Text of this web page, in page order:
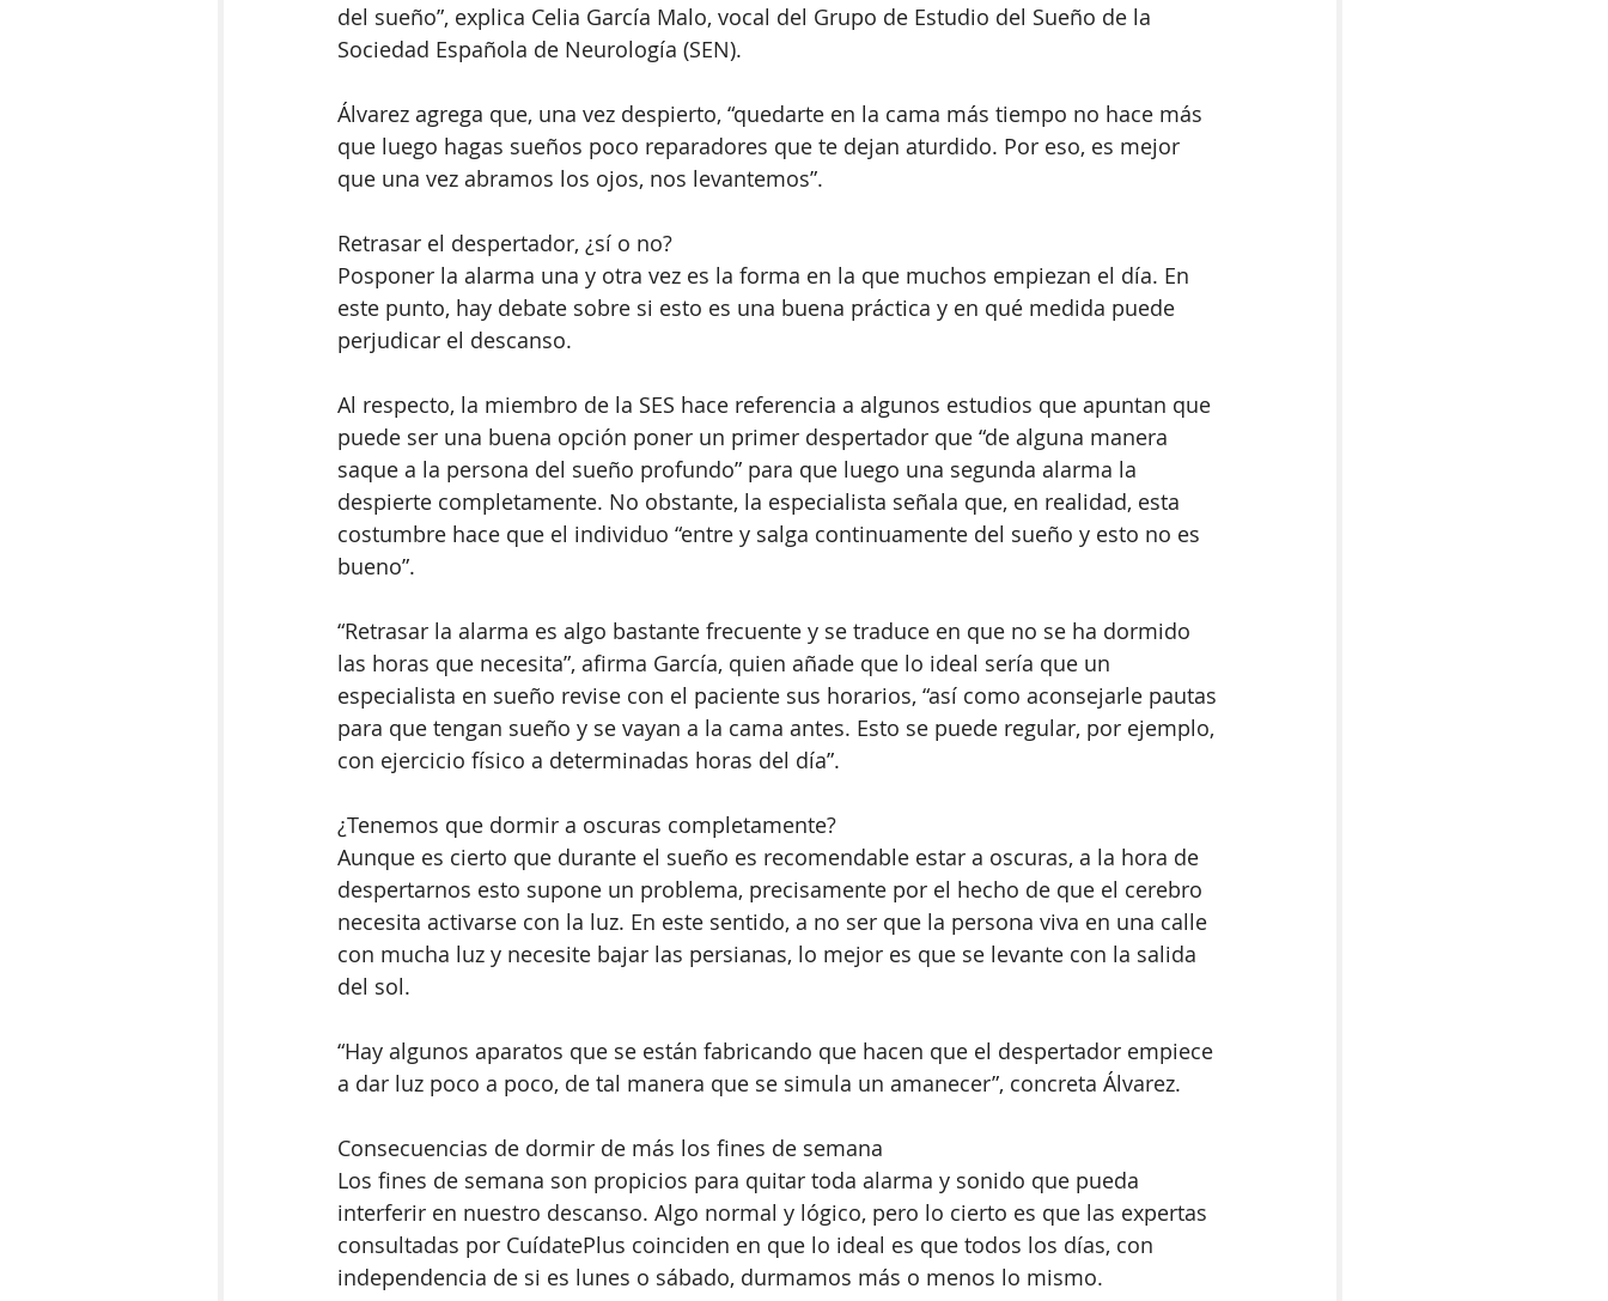
del sueño”, explica Celia García Malo, vocal del Grupo de Estudio del Sueño de la
Sociedad Española de Neurología (SEN).
Álvarez agrega que, una vez despierto, “quedarte en la cama más tiempo no hace más
que luego hagas sueños poco reparadores que te dejan aturdido. Por eso, es mejor
que una vez abramos los ojos, nos levantemos”.
Retrasar el despertador, ¿sí o no?
Posponer la alarma una y otra vez es la forma en la que muchos empiezan el día. En
este punto, hay debate sobre si esto es una buena práctica y en qué medida puede
perjudicar el descanso.
Al respecto, la miembro de la SES hace referencia a algunos estudios que apuntan que
puede ser una buena opción poner un primer despertador que “de alguna manera
saque a la persona del sueño profundo” para que luego una segunda alarma la
despierte completamente. No obstante, la especialista señala que, en realidad, esta
costumbre hace que el individuo “entre y salga continuamente del sueño y esto no es
bueno”.
“Retrasar la alarma es algo bastante frecuente y se traduce en que no se ha dormido
las horas que necesita”, afirma García, quien añade que lo ideal sería que un
especialista en sueño revise con el paciente sus horarios, “así como aconsejarle pautas
para que tengan sueño y se vayan a la cama antes. Esto se puede regular, por ejemplo,
con ejercicio físico a determinadas horas del día”.
¿Tenemos que dormir a oscuras completamente?
Aunque es cierto que durante el sueño es recomendable estar a oscuras, a la hora de
despertarnos esto supone un problema, precisamente por el hecho de que el cerebro
necesita activarse con la luz. En este sentido, a no ser que la persona viva en una calle
con mucha luz y necesite bajar las persianas, lo mejor es que se levante con la salida
del sol.
“Hay algunos aparatos que se están fabricando que hacen que el despertador empiece
a dar luz poco a poco, de tal manera que se simula un amanecer”, concreta Álvarez.
Consecuencias de dormir de más los fines de semana
Los fines de semana son propicios para quitar toda alarma y sonido que pueda
interferir en nuestro descanso. Algo normal y lógico, pero lo cierto es que las expertas
consultadas por CuídatePlus coinciden en que lo ideal es que todos los días, con
independencia de si es lunes o sábado, durmamos más o menos lo mismo.